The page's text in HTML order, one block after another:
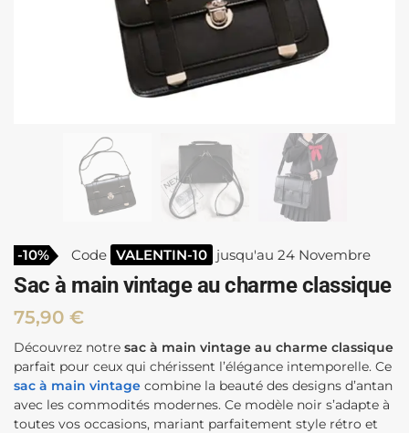
-10% Code VALENTIN-10 jusqu'au 24 Novembre
Sac à main vintage au charme classique
75,90 €
Découvrez notre sac à main vintage au charme classique
parfait pour ceux qui chérissent l’élégance intemporelle. Ce
sac à main vintage combine la beauté des designs d’antan
avec les commodités modernes. Ce modèle noir s’adapte à
toutes vos occasions, mariant parfaitement style rétro et